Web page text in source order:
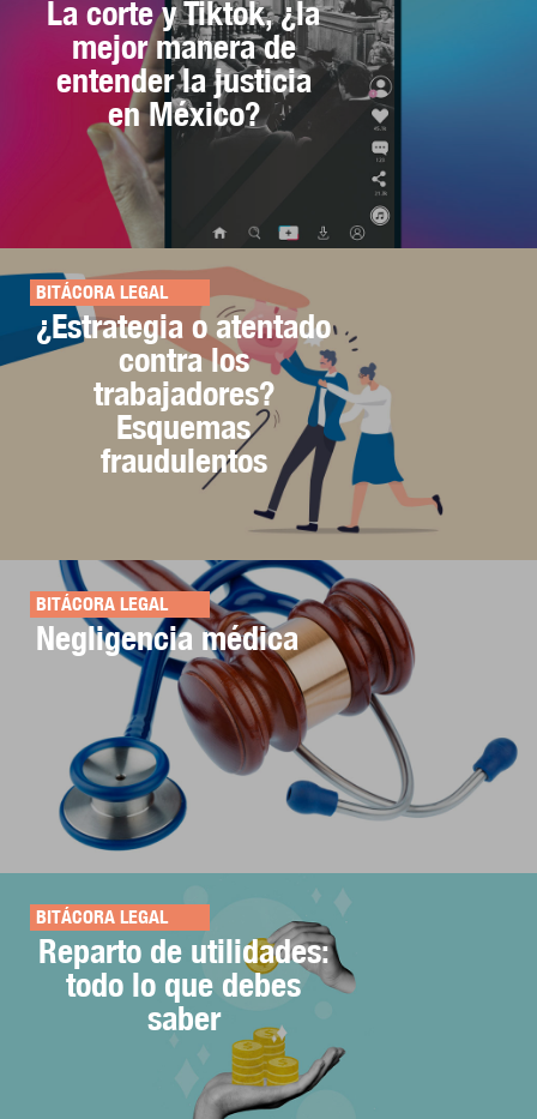
La corte y Tiktok, ¿la
mejor manera de
entender la justicia
en México?
BITÁCORA LEGAL
¿Estrategia o atentado
contra los
trabajadores?
Esquemas
fraudulentos
BITÁCORA LEGAL
Negligencia médica
BITÁCORA LEGAL
Reparto de utilidades:
todo lo que debes
saber